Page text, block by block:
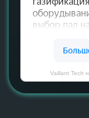
Vaillant Tech